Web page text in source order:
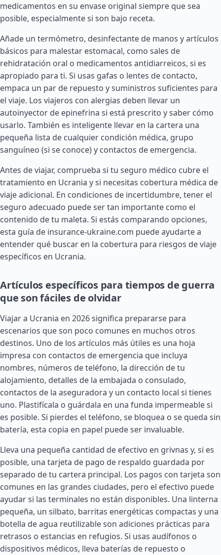
medicamentos en su envase original siempre que sea
posible, especialmente si son bajo receta.
Añade un termómetro, desinfectante de manos y artículos
básicos para malestar estomacal, como sales de
rehidratación oral o medicamentos antidiarreicos, si es
apropiado para ti. Si usas gafas o lentes de contacto,
empaca un par de repuesto y suministros suficientes para
el viaje. Los viajeros con alergias deben llevar un
autoinyector de epinefrina si está prescrito y saber cómo
usarlo. También es inteligente llevar en la cartera una
pequeña lista de cualquier condición médica, grupo
sanguíneo (si se conoce) y contactos de emergencia.
Antes de viajar, comprueba si tu seguro médico cubre el
tratamiento en Ucrania y si necesitas cobertura médica de
viaje adicional. En condiciones de incertidumbre, tener el
seguro adecuado puede ser tan importante como el
contenido de tu maleta. Si estás comparando opciones,
esta guía de insurance-ukraine.com puede ayudarte a
entender qué buscar en la cobertura para riesgos de viaje
específicos en Ucrania.
Artículos específicos para tiempos de guerra
que son fáciles de olvidar
Viajar a Ucrania en 2026 significa prepararse para
escenarios que son poco comunes en muchos otros
destinos. Uno de los artículos más útiles es una hoja
impresa con contactos de emergencia que incluya
nombres, números de teléfono, la dirección de tu
alojamiento, detalles de la embajada o consulado,
contactos de la aseguradora y un contacto local si tienes
uno. Plastifícala o guárdala en una funda impermeable si
es posible. Si pierdes el teléfono, se bloquea o se queda sin
batería, esta copia en papel puede ser invaluable.
Lleva una pequeña cantidad de efectivo en grivnas y, si es
posible, una tarjeta de pago de respaldo guardada por
separado de tu cartera principal. Los pagos con tarjeta son
comunes en las grandes ciudades, pero el efectivo puede
ayudar si las terminales no están disponibles. Una linterna
pequeña, un silbato, barritas energéticas compactas y una
botella de agua reutilizable son adiciones prácticas para
retrasos o estancias en refugios. Si usas audífonos o
dispositivos médicos, lleva baterías de repuesto o